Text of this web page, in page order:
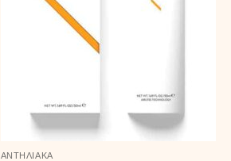
ΑΝΤΗΛΙΑΚΆ